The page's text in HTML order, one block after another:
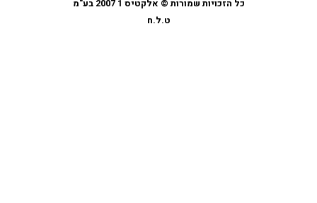
כל הזכויות שמורות © אלקטיס 1 2007 בע"מ